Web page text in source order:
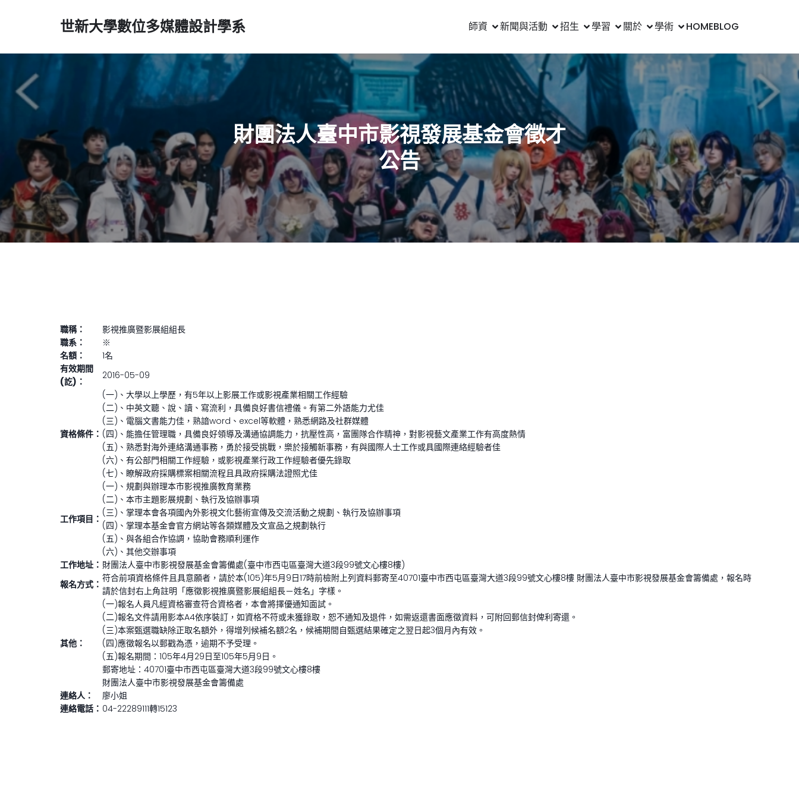
世新大學數位多媒體設計學系 師資 新聞與活動 招生 學習 關於 學術 HOMEBLOG
財團法人臺中市影視發展基金會徵才
公告
職稱：
影視推廣暨影展組組長
職系：
※
名額：
1名
有效期間
(訖)：
2016-05-09
資格條件：
(一)、大學以上學歷，有5年以上影展工作或影視產業相關工作經驗
(二)、中英文聽、說、讀、寫流利，具備良好書信禮儀。有第二外語能力尤佳
(三)、電腦文書能力佳，熟諳word、excel等軟體，熟悉網路及社群媒體
(四)、能擔任管理職，具備良好領導及溝通協調能力，抗壓性高，富團隊合作精神，對影視藝文產業工作有高度熱情
(五)、熟悉對海外連絡溝通事務，勇於接受挑戰，樂於接觸新事務，有與國際人士工作或具國際連絡經驗者佳
(六)、有公部門相關工作經驗，或影視產業行政工作經驗者優先錄取
(七)、瞭解政府採購標案相關流程且具政府採購法證照尤佳
工作項目：
(一)、規劃與辦理本市影視推廣教育業務
(二)、本市主題影展規劃、執行及協辦事項
(三)、掌理本會各項國內外影視文化藝術宣傳及交流活動之規劃、執行及協辦事項
(四)、掌理本基金會官方網站等各類媒體及文宣品之規劃執行
(五)、與各組合作協調，協助會務順利運作
(六)、其他交辦事項
工作地址： 財團法人臺中市影視發展基金會籌備處(臺中市西屯區臺灣大道3段99號文心樓8樓)
報名方式：
符合前項資格條件且具意願者，請於本(105)年5月9日17時前檢附上列資料郵寄至40701臺中市西屯區臺灣大道3段99號文心樓8樓 財團法人臺中市影視發展基金會籌備處，報名時
請於信封右上角註明「應徵影視推廣暨影展組組長－姓名」字樣。
其他：
(一)報名人員凡經資格審查符合資格者，本會將擇優通知面試。
(二)報名文件請用影本A4依序裝訂，如資格不符或未獲錄取，恕不通知及退件，如需返還書面應徵資料，可附回郵信封俾利寄還。
(三)本案甄選職缺除正取名額外，得增列候補名額2名，候補期間自甄選結果確定之翌日起3個月內有效。
(四)應徵報名以郵戳為憑，逾期不予受理。
(五)報名期間：105年4月29日至105年5月9日。
郵寄地址：40701臺中市西屯區臺灣大道3段99號文心樓8樓
財團法人臺中市影視發展基金會籌備處
連絡人：
廖小姐
連絡電話： 04-22289111轉15123